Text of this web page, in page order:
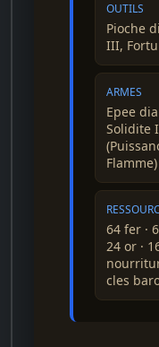
OUTILS
Pioche
III,
ARMES
Epee
Solidite
Flamme)
64 fer ·
24 or ·
cles